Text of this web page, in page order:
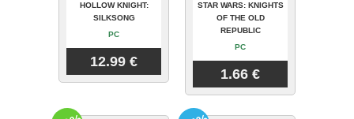
HOLLOW KNIGHT:
SILKSONG
PC
12.99 €
STAR WARS: KNIGHTS
OF THE OLD
REPUBLIC
PC
1.66 €